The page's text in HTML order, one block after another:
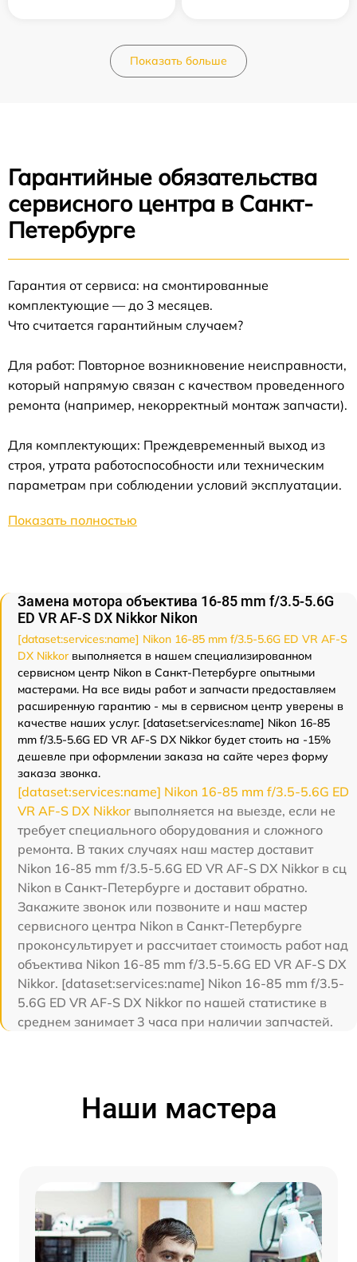
Показать больше
Гарантийные обязательства
сервисного центра в Санкт-
Петербурге
Гарантия от сервиса: на смонтированные
комплектующие — до 3 месяцев.
Что считается гарантийным случаем?
Для работ: Повторное возникновение неисправности,
который напрямую связан с качеством проведенного
ремонта (например, некорректный монтаж запчасти).
Для комплектующих: Преждевременный выход из
строя, утрата работоспособности или техническим
параметрам при соблюдении условий эксплуатации.
Показать полностью
Замена мотора объектива 16-85 mm f/3.5-5.6G
ED VR AF-S DX Nikkor Nikon
[dataset:services:name] Nikon 16-85 mm f/3.5-5.6G ED VR AF-S
DX Nikkorвыполняется в нашем специализированном
сервисном центр Nikon в Санкт-Петербурге опытными
мастерами. На все виды работ и запчасти предоставляем
расширенную гарантию - мы в сервисном центр уверены в
качестве наших услуг. [dataset:services:name] Nikon 16-85
mm f/3.5-5.6G ED VR AF-S DX Nikkor будет стоить на -15%
дешевле при оформлении заказа на сайте через форму
заказа звонка.
[dataset:services:name] Nikon 16-85 mm f/3.5-5.6G ED
VR AF-S DX Nikkor выполняется на выезде, если не
требует специального оборудования и сложного
ремонта. В таких случаях наш мастер доставит
Nikon 16-85 mm f/3.5-5.6G ED VR AF-S DX Nikkor в сц
Nikon в Санкт-Петербурге и доставит обратно.
Закажите звонок или позвоните и наш мастер
сервисного центра Nikon в Санкт-Петербурге
проконсультирует и рассчитает стоимость работ над
объектива Nikon 16-85 mm f/3.5-5.6G ED VR AF-S DX
Nikkor. [dataset:services:name] Nikon 16-85 mm f/3.5-
5.6G ED VR AF-S DX Nikkor по нашей статистике в
среднем занимает 3 часа при наличии запчастей.
Наши мастера